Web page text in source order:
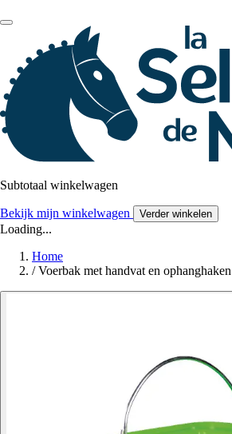
Subtotaal winkelwagen
Bekijk mijn winkelwagen Verder winkelen
Loading...
Home
/ Voerbak met handvat en